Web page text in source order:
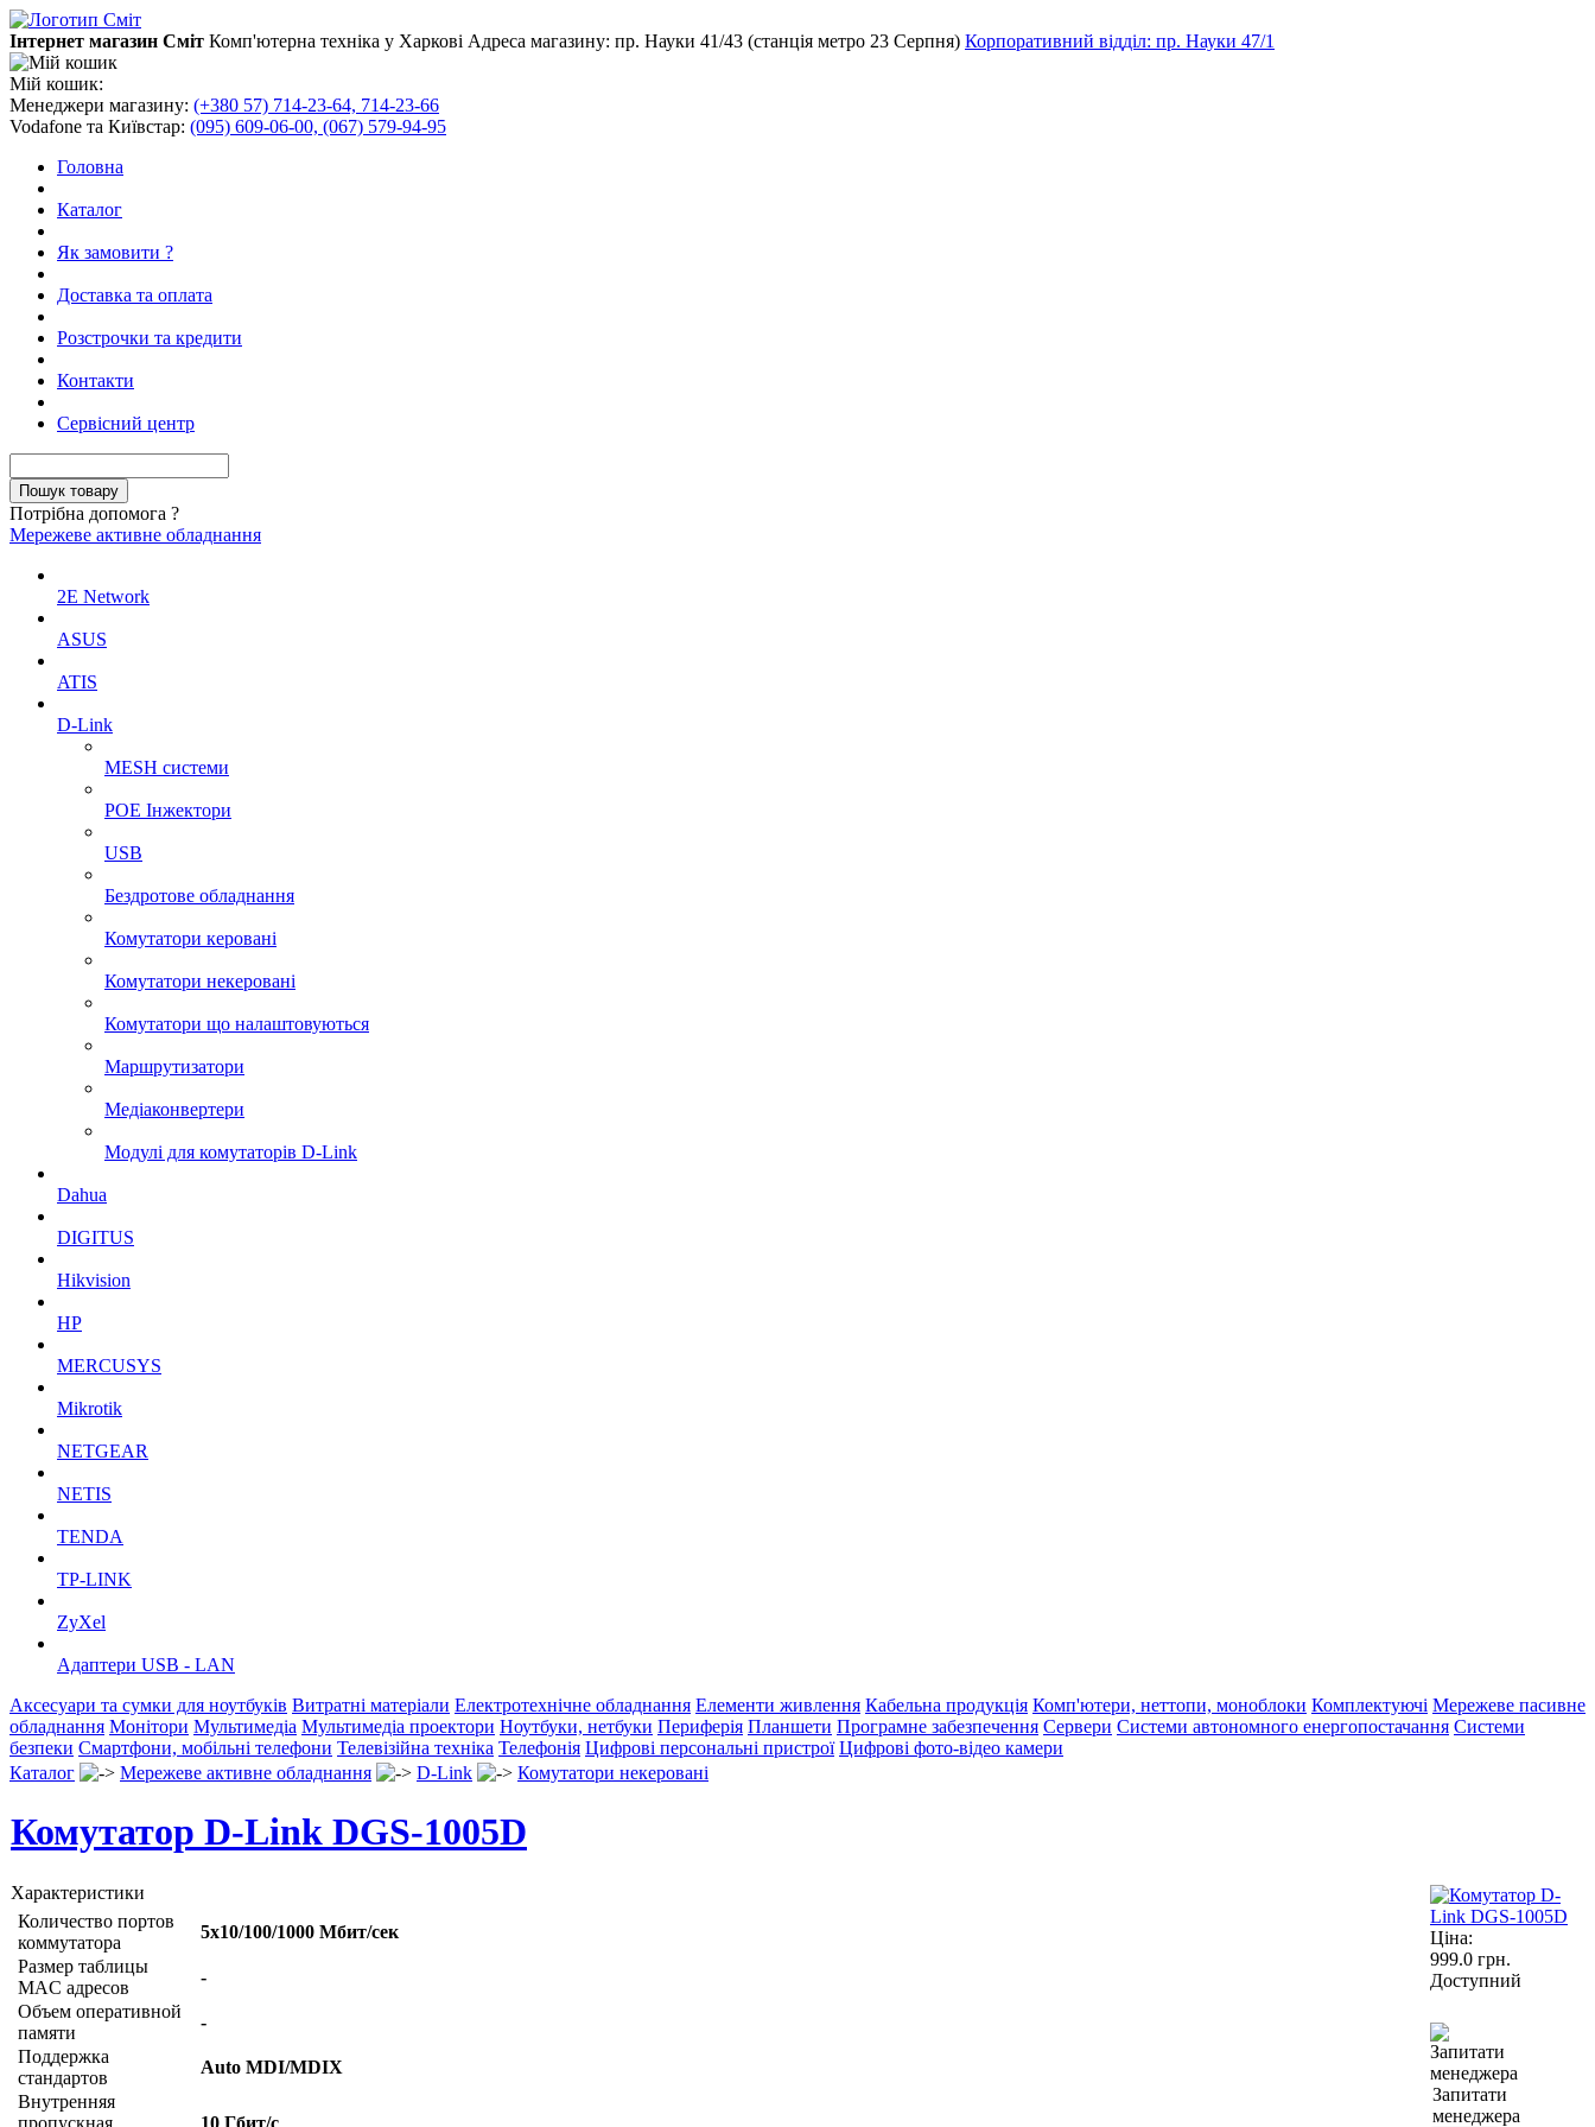
Інтернет магазин Сміт Комп'ютерна техніка у Харкові Адреса магазину: пр. Науки 41/43 (станція метро 23 Серпня) Корпоративний відділ: пр. Науки 47/1
Мій кошик:
Менеджери магазину: (+380 57) 714-23-64, 714-23-66
Vodafone та Київстар: (095) 609-06-00, (067) 579-94-95
Головна
Каталог
Як замовити ?
Доставка та оплата
Розстрочки та кредити
Контакти
Сервісний центр
Потрібна допомога ?
Мережеве активне обладнання
2E Network
ASUS
ATIS
D-Link
MESH системи
POE Інжектори
USB
Бездротове обладнання
Комутатори керовані
Комутатори некеровані
Комутатори що налаштовуються
Маршрутизатори
Медіаконвертери
Модулі для комутаторів D-Link
Dahua
DIGITUS
Hikvision
HP
MERCUSYS
Mikrotik
NETGEAR
NETIS
TENDA
TP-LINK
ZyXel
Адаптери USB - LAN
Аксесуари та сумки для ноутбуків Витратні матеріали Електротехнічне обладнання Елементи живлення Кабельна продукція Комп'ютери, неттопи, моноблоки Комплектуючі Мережеве пасивне
обладнання Монітори Мультимедіа Мультимедіа проектори Ноутбуки, нетбуки Периферія Планшети Програмне забезпечення Сервери Системи автономного енергопостачання Системи
безпеки Смартфони, мобільні телефони Телевізійна техніка Телефонія Цифрові персональні пристрої Цифрові фото-відео камери
Каталог
Мережеве активне обладнання D-Link Комутатори некеровані
Комутатор D-Link DGS-1005D
Характеристики
Количество портов
коммутатора
5x10/100/1000 Мбит/сек
Размер таблицы
MAC адресов
-
Объем оперативной
памяти
-
Поддержка
стандартов
Auto MDI/MDIX
Внутренняя
пропускная
10 Гбит/с
Ціна:
999.0 грн.
Доступний
Запитати
менеджера